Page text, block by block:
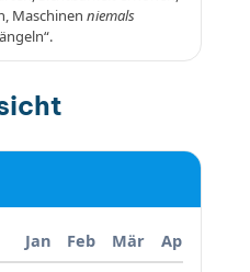
Maschinen niemals
Jan Feb Mär Apr